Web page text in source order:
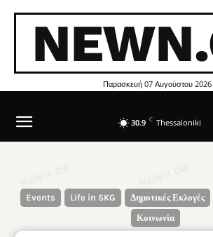
Παρασκευή 07 Αυγούστου 2026
30.9 C Thessaloniki
Events Life in SKG Δημοτικές Εκλογές
Κοινωνία